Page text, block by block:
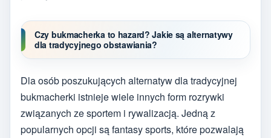
Czy bukmacherka to hazard? Jakie są alternatywy
dla tradycyjnego obstawiania?
Dla osób poszukujących alternatyw dla tradycyjnej
bukmacherki istnieje wiele innych form rozrywki
związanych ze sportem i rywalizacją. Jedną z
popularnych opcji są fantasy sports, które pozwalają